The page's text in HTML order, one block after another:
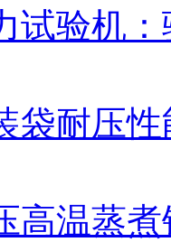
试验机
袋耐压
高温蒸